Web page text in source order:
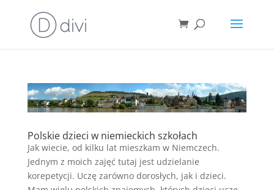
Polskie dzieci w niemieckich szkołach
Jak wiecie, od kilku lat mieszkam w Niemczech.
Jednym z moich zajęć tutaj jest udzielanie
korepetycji. Uczę zarówno dorosłych, jak i dzieci.